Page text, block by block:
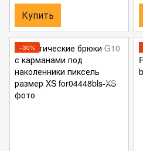
Купить
−30%